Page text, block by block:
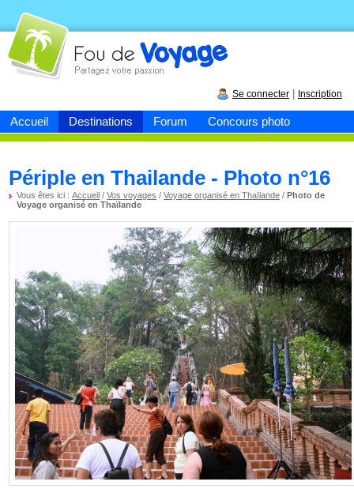
Accueil Destinations Forum Concours photo
Fou devoyage
Se connecter Inscription
Périple en Thailande - Photo n°16
Vous êtes ici :Accueil /Vos voyages /Voyage organisé en Thaïlande /Photo de
Voyage organisé en Thaïlande